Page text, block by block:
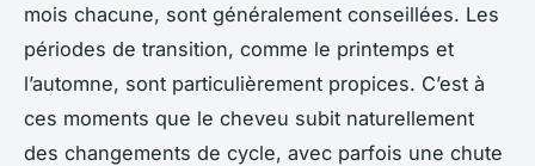
mois chacune, sont généralement conseillées. Les
périodes de transition, comme le printemps et
l’automne, sont particulièrement propices. C’est à
ces moments que le cheveu subit naturellement
des changements de cycle, avec parfois une chute